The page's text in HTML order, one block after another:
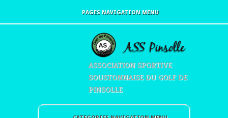
PAGES NAVIGATION MENU
ASSOCIATION SPORTIVE
SOUSTONNAISE DU GOLF DE
PINSOLLE